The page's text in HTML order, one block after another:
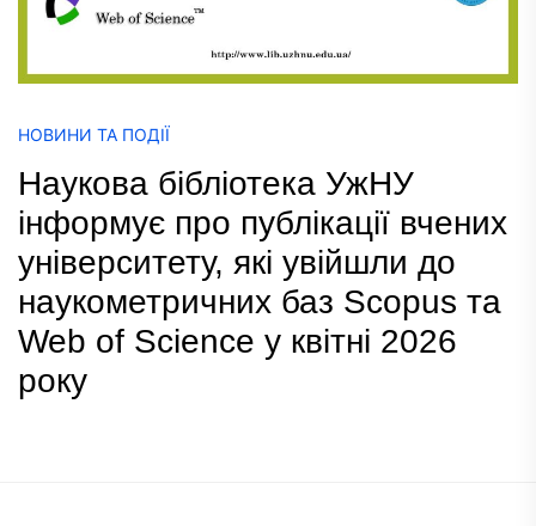
НОВИНИ ТА ПОДІЇ
Наукова бібліотека УжНУ
інформує про публікації вчених
університету, які увійшли до
наукометричних баз Scopus та
Web of Science у квітні 2026
року